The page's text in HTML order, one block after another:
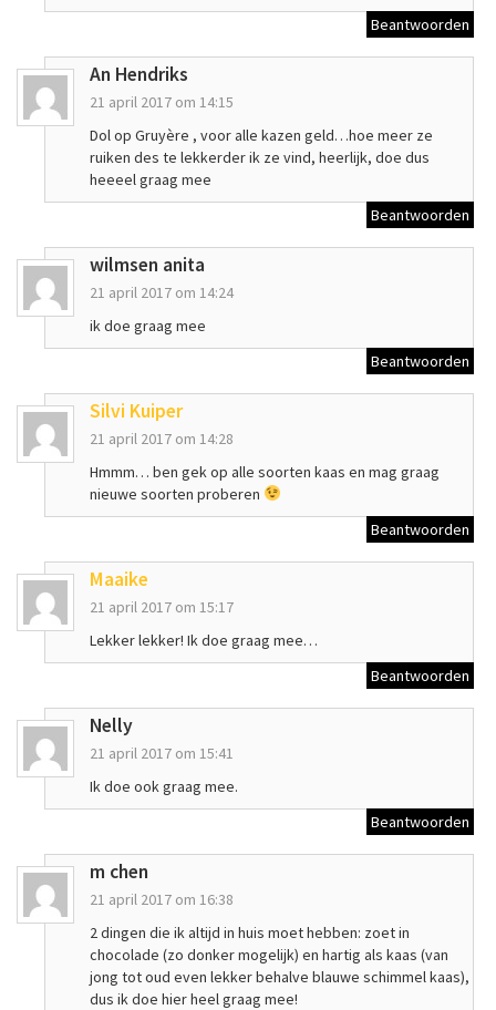
Beantwoorden
An Hendriks
21 april 2017 om 14:15
Dol op Gruyère , voor alle kazen geld…hoe meer ze
ruiken des te lekkerder ik ze vind, heerlijk, doe dus
heeeel graag mee
Beantwoorden
wilmsen anita
21 april 2017 om 14:24
ik doe graag mee
Beantwoorden
Silvi Kuiper
21 april 2017 om 14:28
Hmmm… ben gek op alle soorten kaas en mag graag
nieuwe soorten proberen
Beantwoorden
Maaike
21 april 2017 om 15:17
Lekker lekker! Ik doe graag mee…
Beantwoorden
Nelly
21 april 2017 om 15:41
Ik doe ook graag mee.
Beantwoorden
m chen
21 april 2017 om 16:38
2 dingen die ik altijd in huis moet hebben: zoet in
chocolade (zo donker mogelijk) en hartig als kaas (van
jong tot oud even lekker behalve blauwe schimmel kaas),
dus ik doe hier heel graag mee!